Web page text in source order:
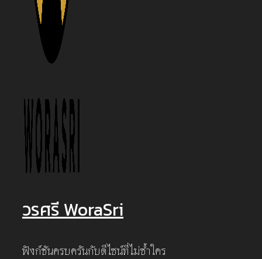
วรศรี WoraSri
ฟังก์ชันครบครันกับดีไซน์ที่ไม่ซ้ำใคร